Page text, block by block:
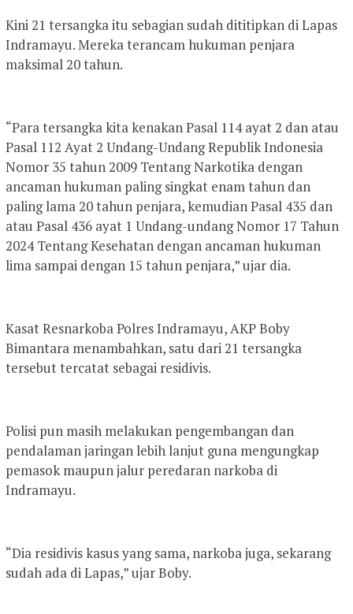
Kini 21 tersangka itu sebagian sudah dititipkan di Lapas
Indramayu. Mereka terancam hukuman penjara
maksimal 20 tahun.
“Para tersangka kita kenakan Pasal 114 ayat 2 dan atau
Pasal 112 Ayat 2 Undang-Undang Republik Indonesia
Nomor 35 tahun 2009 Tentang Narkotika dengan
ancaman hukuman paling singkat enam tahun dan
paling lama 20 tahun penjara, kemudian Pasal 435 dan
atau Pasal 436 ayat 1 Undang-undang Nomor 17 Tahun
2024 Tentang Kesehatan dengan ancaman hukuman
lima sampai dengan 15 tahun penjara,” ujar dia.
Kasat Resnarkoba Polres Indramayu, AKP Boby
Bimantara menambahkan, satu dari 21 tersangka
tersebut tercatat sebagai residivis.
Polisi pun masih melakukan pengembangan dan
pendalaman jaringan lebih lanjut guna mengungkap
pemasok maupun jalur peredaran narkoba di
Indramayu.
“Dia residivis kasus yang sama, narkoba juga, sekarang
sudah ada di Lapas,” ujar Boby.